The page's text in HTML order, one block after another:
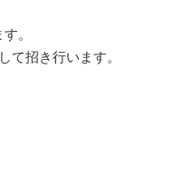
。
て招き行います。